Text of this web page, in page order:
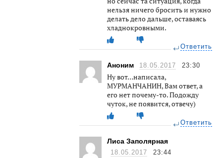
нельзя ничего бросить и нужно
делать дело дальше, оставаясь
хладнокровными.
Ответить
Аноним 18.05.2017 23:30
Ну вот…написала,
МУРМАНЧАНИН, Вам ответ, а
его нет почему-то. Подожду
чуток, не появится, отвечу)
Ответить
Лиса Заполярная
18.05.2017 23:44